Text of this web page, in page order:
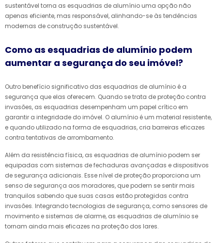
sustentável torna as esquadrias de alumínio uma opção não
apenas eficiente, mas responsável, alinhando-se às tendências
modernas de construção sustentável.
Como as esquadrias de alumínio podem
aumentar a segurança do seu imóvel?
Outro benefício significativo das esquadrias de alumínio é a
segurança que elas oferecem. Quando se trata de proteção contra
invasões, as esquadrias desempenham um papel crítico em
garantir a integridade do imóvel. O alumínio é um material resistente,
e quando utilizado na forma de esquadrias, cria barreiras eficazes
contra tentativas de arrombamento.
Além da resistência física, as esquadrias de alumínio podem ser
equipadas com sistemas de fechaduras avançadas e dispositivos
de segurança adicionais. Esse nível de proteção proporciona um
senso de segurança aos moradores, que podem se sentir mais
tranquilos sabendo que suas casas estão protegidas contra
invasões. Integrando tecnologias de segurança, como sensores de
movimento e sistemas de alarme, as esquadrias de alumínio se
tornam ainda mais eficazes na proteção dos lares.